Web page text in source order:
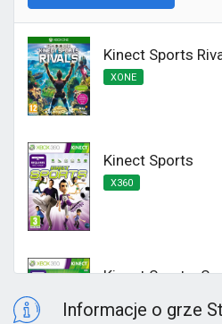
Kinect Sports
XONE
Kinect Sports
X360
Kinect Sports:
Informacje o grze